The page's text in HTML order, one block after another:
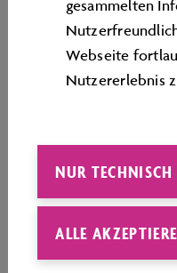
Ganztägige
gesammelten
Webseite
Nutzererlebnis
NUR
ALLE